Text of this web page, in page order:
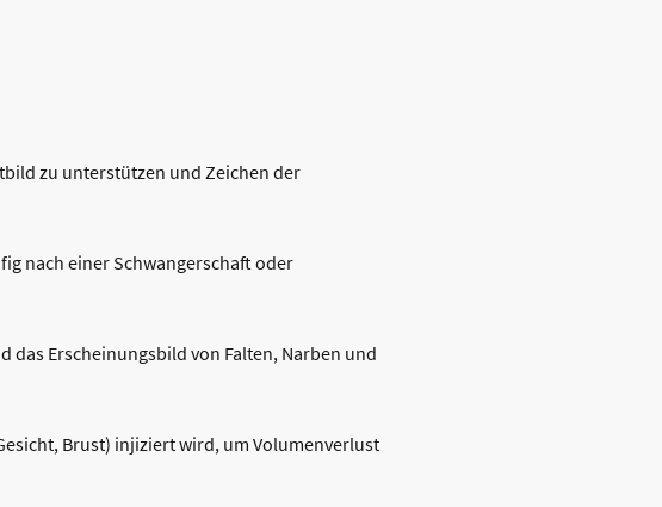
zu unterstützen und Zeichen der
nach einer Schwangerschaft oder
das Erscheinungsbild von Falten, Narben und
Brust) injiziert wird, um Volumenverlust